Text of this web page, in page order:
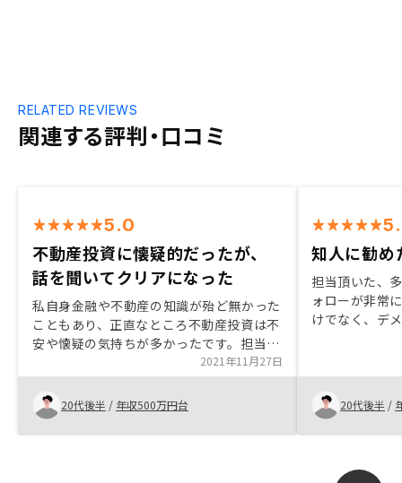
関連する評判・口コミ
RELATED REVIEWS
5.0
不動産投資に懐疑的だったが、
話を聞いてクリアになった
私自身金融や不動産の知識が殆ど無かった
こともあり、正直なところ不動産投資は不
安や懐疑の気持ちが多かったです。担当の
方から気さくに丁寧に接していただき、些
細な疑問点でも親身に聞いていただけたお
かげで諸々クリアにした状態で購入を決め
られました。特に思いつきません。
2021年11月27日
20代後半 / 年収500万円台
知人に勧め
担当頂いた、
ォローが非常
けでなく、デ
リで物件を常
にあっており
を知人に勧め
20代後半 /